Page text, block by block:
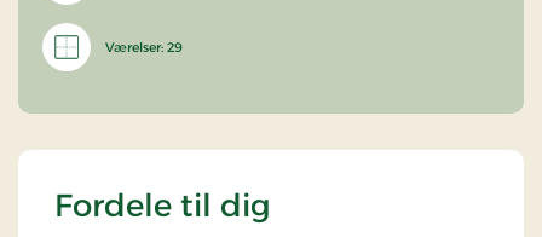
Værelser: 29
Fordele til dig